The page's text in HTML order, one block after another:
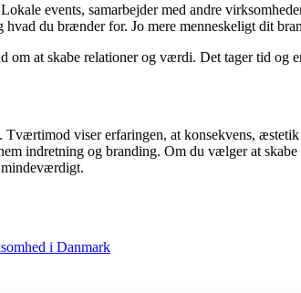
events, samarbejder med andre
du brænder for. Jo mere menneskeligt dit
at skabe relationer og værdi. Det tager tid og
viser erfaringen, at konsekvens,
indretning og branding. Om du vælger at skabe
mindeværdigt.
i Danmark